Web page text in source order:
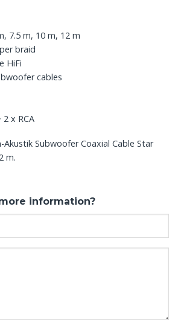
7.5 m, 10 m, 12 m
braid
HiFi
cables
2 x RCA
Akustik Subwoofer Coaxial Cable Star
m.
information?